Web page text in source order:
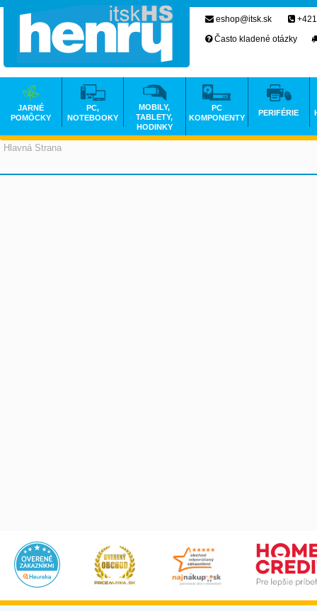
Hlavná Strana
eshop@itsk.sk
Často kladené otázky
JARNÉ
POMÔCKY
PC,
NOTEBOOKY
MOBILY,
TABLETY,
HODINKY
PC
KOMPONENTY
PERIFÉRIE